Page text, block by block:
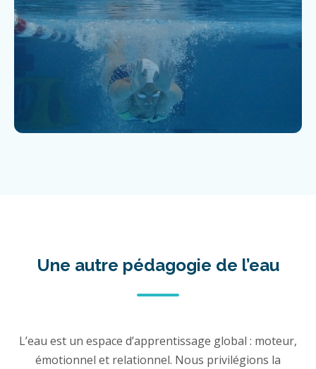
Une autre pédagogie de l’eau
L’eau est un espace d’apprentissage global : moteur,
émotionnel et relationnel. Nous privilégions la